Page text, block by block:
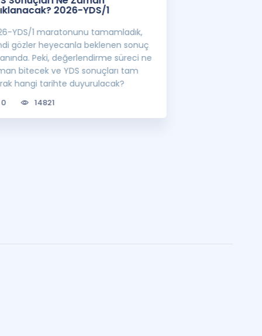
2026-YDS/1
YDS/1 maratonunu tamamladık,
gözler heyecanla beklenen sonuç
Peki, değerlendirme süreci ne
bitecek ve YDS sonuçları tam
hangi tarihte duyurulacak?
0 14821